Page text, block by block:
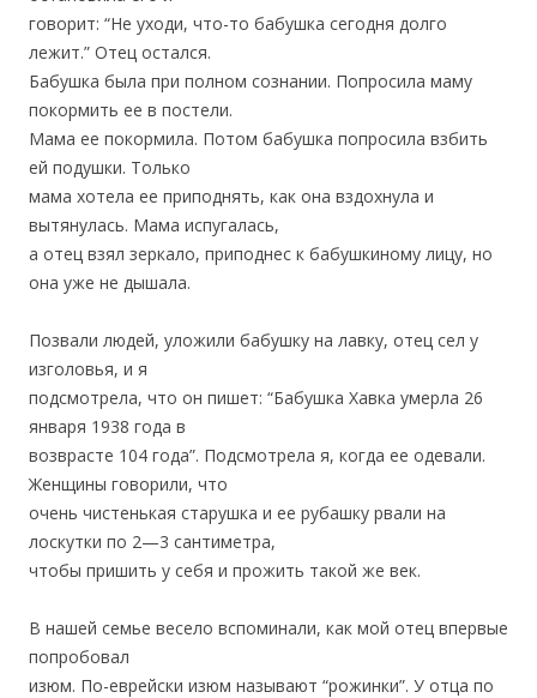
говорит: “Не уходи, что-то бабушка сегодня долго
лежит.” Отец остался.
Бабушка была при полном сознании. Попросила маму
покормить ее в постели.
Мама ее покормила. Потом бабушка попросила взбить
ей подушки. Только
мама хотела ее приподнять, как она вздохнула и
вытянулась. Мама испугалась,
а отец взял зеркало, приподнес к бабушкиному лицу, но
она уже не дышала.
Позвали людей, уложили бабушку на лавку, отец сел у
изголовья, и я
подсмотрела, что он пишет: “Бабушка Хавка умерла 26
января 1938 года в
возврасте 104 года”. Подсмотрела я, когда ее одевали.
Женщины говорили, что
очень чистенькая старушка и ее рубашку рвали на
лоскутки по 2—3 сантиметра,
чтобы пришить у себя и прожить такой же век.
В нашей семье весело вспоминали, как мой отец впервые
попробовал
изюм. По-еврейски изюм называют “рожинки”. У отца по